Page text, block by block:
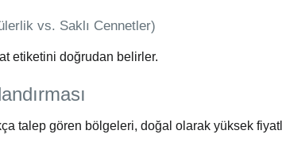
vs. Saklı Cennetler)
etiketini doğrudan belirler.
talep gören bölgeleri, doğal olarak yüksek